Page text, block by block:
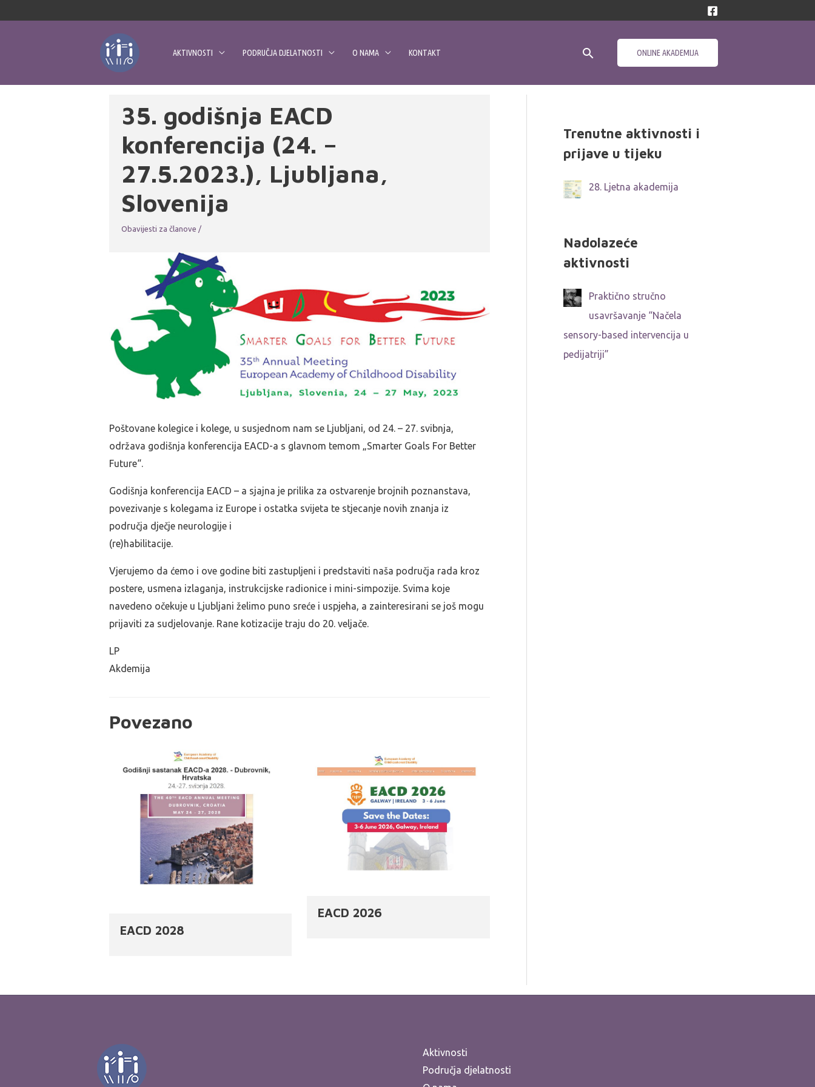
AKTIVNOSTI PODRUČJA DJELATNOSTI O NAMA KONTAKT Search ONLINE AKADEMIJA
35. godišnja EACD
konferencija (24. –
27.5.2023.), Ljubljana,
Slovenija
Obavijesti za članove /
Poštovane kolegice i kolege, u susjednom nam se Ljubljani, od 24. – 27. svibnja,
održava godišnja konferencija EACD-a s glavnom temom „Smarter Goals For Better
Future“.
Godišnja konferencija EACD – a sjajna je prilika za ostvarenje brojnih poznanstava,
povezivanje s kolegama iz Europe i ostatka svijeta te stjecanje novih znanja iz
područja dječje neurologije i
(re)habilitacije.
Vjerujemo da ćemo i ove godine biti zastupljeni i predstaviti naša područja rada kroz
postere, usmena izlaganja, instrukcijske radionice i mini-simpozije. Svima koje
navedeno očekuje u Ljubljani želimo puno sreće i uspjeha, a zainteresirani se još mogu
prijaviti za sudjelovanje. Rane kotizacije traju do 20. veljače.
LP
Akdemija
Povezano
EACD 2028
EACD 2026
Trenutne aktivnosti i
prijave u tijeku
28. Ljetna akademija
Nadolazeće
aktivnosti
Praktično stručno
usavršavanje “Načela
sensory-based intervencija u
pedijatriji”
Aktivnosti
Područja djelatnosti